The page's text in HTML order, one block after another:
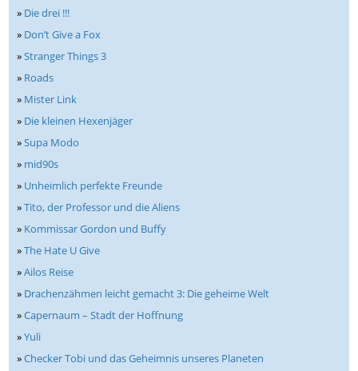
» Die drei !!!
» Don’t Give a Fox
»Stranger Things 3
» Roads
» Mister Link
» Die kleinen Hexenjäger
»Supa Modo
» mid90s
» Unheimlich perfekte Freunde
»Tito, der Professor und die Aliens
» Kommissar Gordon und Buffy
»The Hate U Give
»Ailos Reise
» Drachenzähmen leicht gemacht 3: Die geheime Welt
»Capernaum – Stadt der Hoffnung
»Yuli
»Checker Tobi und das Geheimnis unseres Planeten